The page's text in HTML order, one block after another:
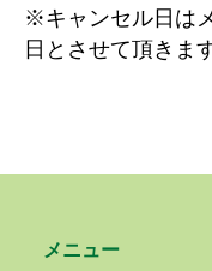
※キャンセル日は
日とさせて頂きます
メニュー